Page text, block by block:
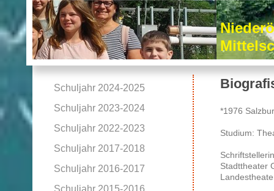
*1976
Studium:
Stadttheater
Schuljahr 2024-2025
Schuljahr 2023-2024
Schuljahr 2022-2023
Schuljahr 2017-2018
Schuljahr 2016-2017
Schuljahr 2015-2016